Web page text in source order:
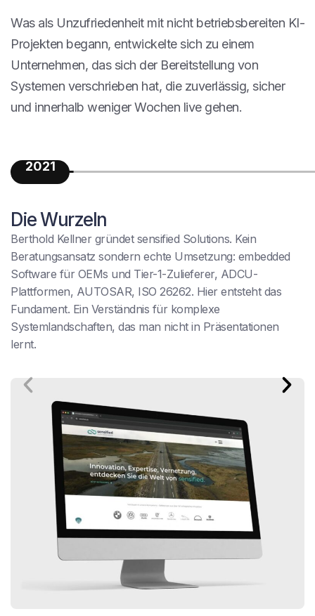
Was als Unzufriedenheit mit nicht betriebsbereiten KI-
Projekten begann, entwickelte sich zu einem
Unternehmen, das sich der Bereitstellung von
Systemen verschrieben hat, die zuverlässig, sicher
und innerhalb weniger Wochen live gehen.
2021
Die Wurzeln
Berthold Kellner gründet sensified Solutions. Kein
Beratungsansatz sondern echte Umsetzung: embedded
Software für OEMs und Tier-1-Zulieferer, ADCU-
Plattformen, AUTOSAR, ISO 26262. Hier entsteht das
Fundament. Ein Verständnis für komplexe
Systemlandschaften, das man nicht in Präsentationen
lernt.